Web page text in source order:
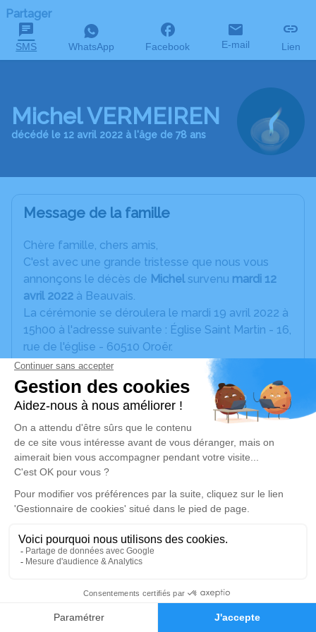
Faire-part Hommages
Partager
SMS WhatsApp Facebook E-mail Lien
Michel VERMEIREN
décédé le 12 avril 2022 à l'âge de 78 ans
Message de la famille
Chère famille, chers amis,
C'est avec une grande tristesse que nous vous
annonçons le décès de Michelsurvenu mardi 12
avril 2022 à Beauvais.
La cérémonie se déroulera le mardi 19 avril 2022 à
15h00 à l'adresse suivante : Église Saint Martin - 16,
rue de l'église - 60510 Oroër.
La mise en bière aura lieu le mardi 19 avril 2022 à
13h45 au funérarium de Bresles.
Afin de respecter les dernières volontés deMichel,
merci de ne prévoir ni plaque, ni fleurs artificielles.
Les compositions florales naturelles pourront être
déposées, sur le caveau, 15 jours après son
inhumation.
Un espace hommage est disponible au funérarium
ainsi que sur cette page internet.
Merci pour vos pensées.